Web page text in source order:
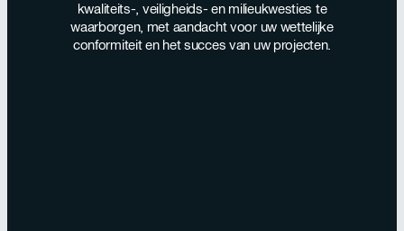
kwaliteits-, veiligheids- en milieukwesties te
waarborgen, met aandacht voor uw wettelijke
conformiteit en het succes van uw projecten.